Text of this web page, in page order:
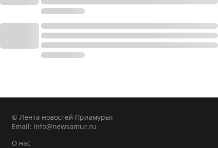
© Лента новостей Приамурья
Email: info@newsamur.ru
О нас